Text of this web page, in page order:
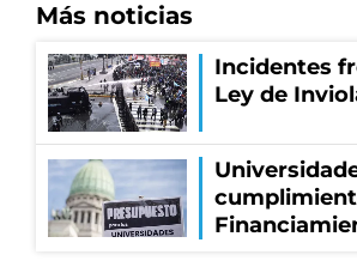
Más noticias
Incidentes
Ley de